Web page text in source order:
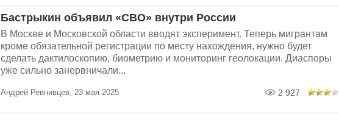
Бастрыкин объявил «СВО» внутри России
В Москве и Московской области вводят эксперимент. Теперь мигрантам
кроме обязательной регистрации по месту нахождения, нужно будет
сделать дактилоскопию, биометрию и мониторинг геолокации. Диаспоры
уже сильно занервничали...
Андрей Ревнивцев, 23 мая 2025 2 927